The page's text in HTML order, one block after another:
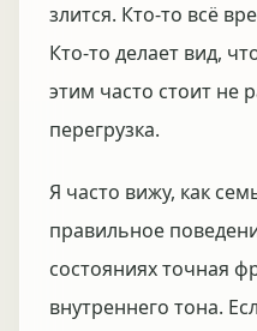
злится. Кто-то всё
Кто-то делает вид,
этим часто стоит не
перегрузка.
Я часто вижу, как
правильное
состояниях точная
внутреннего тона.